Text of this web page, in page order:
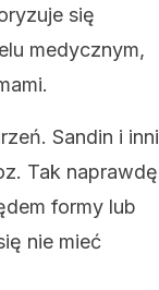
się
medycznym,
Sandin i inni
Tak naprawdę
formy lub
nie mieć